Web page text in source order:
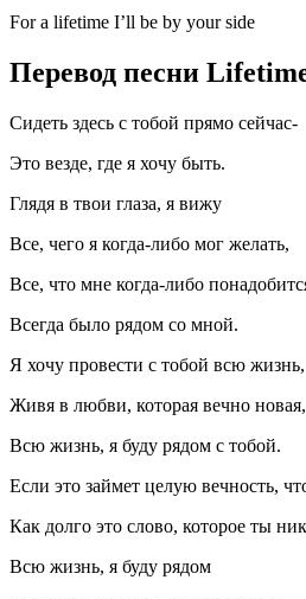
For a lifetime I’ll be by your side
Перевод песни
Сидеть здесь с тобой прямо сейчас-
Это везде, где я хочу быть.
Глядя в твои глаза, я вижу
Все, чего я когда-либо мог желать,
Все, что мне когда-либо
Всегда было рядом со мной.
Я хочу провести с тобой всю жизнь,
Живя в любви, которая вечно новая,
Всю жизнь, я буду рядом с тобой.
Если это займет целую вечность,
Как долго это слово, которое ты
Всю жизнь, я буду рядом